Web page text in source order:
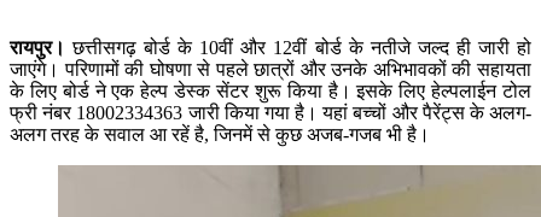
रायपुर। छत्तीसगढ़ बोर्ड के 10वीं और 12वीं बोर्ड के नतीजे जल्द ही जारी हो
जाएंगे। परिणामों की घोषणा से पहले छात्रों और उनके अभिभावकों की सहायता
के लिए बोर्ड ने एक हेल्प डेस्क सेंटर शुरू किया है। इसके लिए हेल्पलाईन टोल
फ्री नंबर 18002334363 जारी किया गया है। यहां बच्चों और पैरेंट्स के अलग-
अलग तरह के सवाल आ रहें है, जिनमें से कुछ अजब-गजब भी है।